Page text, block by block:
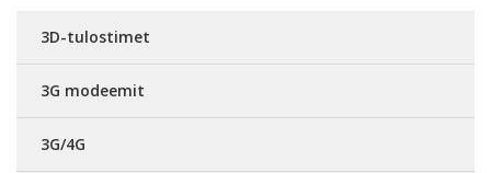
3D-tulostimet
3G modeemit
3G/4G